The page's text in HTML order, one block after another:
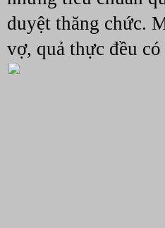
duyệt thăng chức.
vợ, quả thực đều